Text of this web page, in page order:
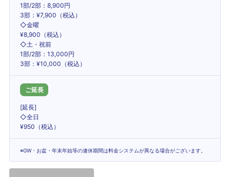
1部/2部：8,900円
3部：¥7,900（税込）
◇金曜
¥8,900（税込）
◇土・祝前
1部/2部：13,000円
3部：¥10,000（税込）
ご延長
[延長]
◇全日
¥950（税込）
※GW・お盆・年末年始等の連休期間は料金システムが異なる場合がございます。